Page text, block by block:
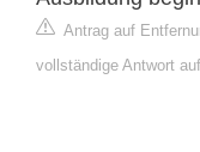
Antrag auf
vollständige Antwort